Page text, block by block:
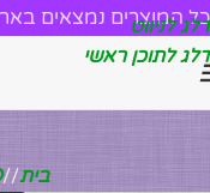
דלג לניווט
דלג לתוכן ראשי
כל המוצרים נמצאים
בית/